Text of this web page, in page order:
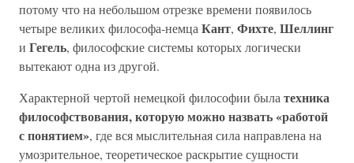
потому что на небольшом отрезке времени появилось
четыре великих философа-немца Кант, Фихте, Шеллинг
и Гегель, философские системы которых логически
вытекают одна из другой.
Характерной чертой немецкой философии была техника
философствования, которую можно назвать «работой
с понятием», где вся мыслительная сила направлена на
умозрительное, теоретическое раскрытие сущности